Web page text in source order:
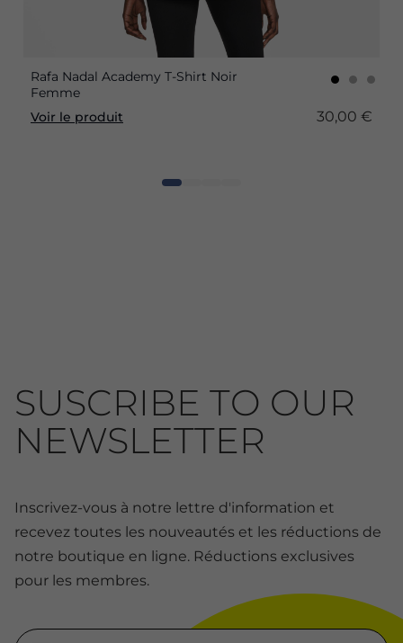
Rafa Nadal Academy T-Shirt Noir
Femme
Voir le produit
30,00 €
SUSCRIBE TO OUR
NEWSLETTER
Inscrivez-vous à notre lettre d'information et
recevez toutes les nouveautés et les réductions de
notre boutique en ligne. Réductions exclusives
pour les membres.